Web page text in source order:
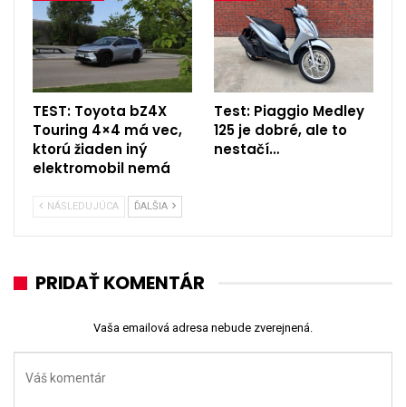
TEST: Toyota bZ4X
Touring 4×4 má vec,
ktorú žiaden iný
elektromobil nemá
Test: Piaggio Medley
125 je dobré, ale to
nestačí…
NÁSLEDUJÚCA ĎALŠIA
PRIDAŤ KOMENTÁR
Vaša emailová adresa nebude zverejnená.